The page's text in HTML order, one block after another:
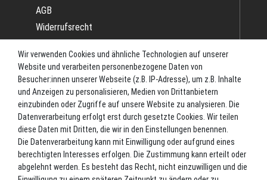
AGB
Widerrufsrecht
Impressum
Datenschutz
Batterieverordnung
Versand
Blog
TOP-KATEGORIEN
Angel-Rollen
Wir verwenden Cookies und ähnliche Technologien auf unserer
Website und verarbeiten personenbezogene Daten von
Besucher:innen unserer Webseite (z.B. IP-Adresse), um z.B. Inhalte
und Anzeigen zu personalisieren, Medien von Drittanbietern
einzubinden oder Zugriffe auf unsere Website zu analysieren. Die
Datenverarbeitung erfolgt erst durch gesetzte Cookies. Wir teilen
diese Daten mit Dritten, die wir in den Einstellungen benennen.
Die Datenverarbeitung kann mit Einwilligung oder aufgrund eines
berechtigten Interesses erfolgen. Die Zustimmung kann erteilt oder
abgelehnt werden. Es besteht das Recht, nicht einzuwilligen und die